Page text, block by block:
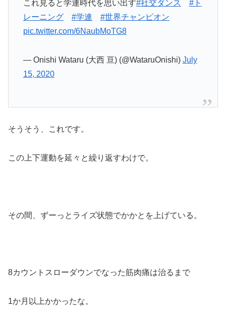
これ見ると学連時代を思い出す#社交ダンス
#ト
レーニング
#学連
#世界チャンピオン
pic.twitter.com/6NaubMoTG8
— Onishi Wataru (大西 亘) (@WataruOnishi) July
15, 2020
そうそう、これです。
この上下運動を延々と繰り返すわけで。
その間、ずーっとライズ状態でかかとを上げている。
8カウントスローダウンでなった筋肉痛は治るまで
1か月以上かかったな。